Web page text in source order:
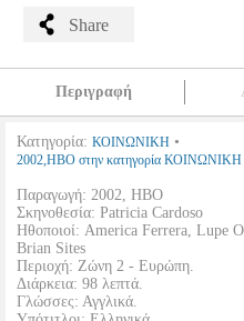
Share
Περιγραφή
Κατηγορία: ΚΟΙΝΩΝΙΚΗ •
2002,HBO στην κατηγορία ΚΟΙΝΩΝΙΚΗ
Παραγωγή: 2002, HBO
Σκηνοθεσία: Patricia Cardoso
Ηθοποιοί: America Ferrera, Lupe
Brian Sites
Περιοχή: Ζώνη 2 - Ευρώπη.
Διάρκεια: 98 λεπτά.
Γλώσσες: Αγγλικά.